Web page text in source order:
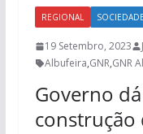
REGIONAL SOCIEDADE
19 Setembro, 2023
Albufeira,GNR,GNR
Governo
construção